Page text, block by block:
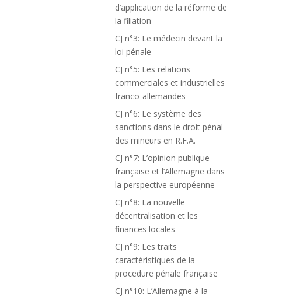
d’application de la réforme de
la filiation
CJ n°3: Le médecin devant la
loi pénale
CJ n°5: Les relations
commerciales et industrielles
franco-allemandes
CJ n°6: Le système des
sanctions dans le droit pénal
des mineurs en R.F.A.
CJ n°7: L’opinion publique
française et l’Allemagne dans
la perspective européenne
CJ n°8: La nouvelle
décentralisation et les
finances locales
CJ n°9: Les traits
caractéristiques de la
procedure pénale française
CJ n°10: L’Allemagne à la